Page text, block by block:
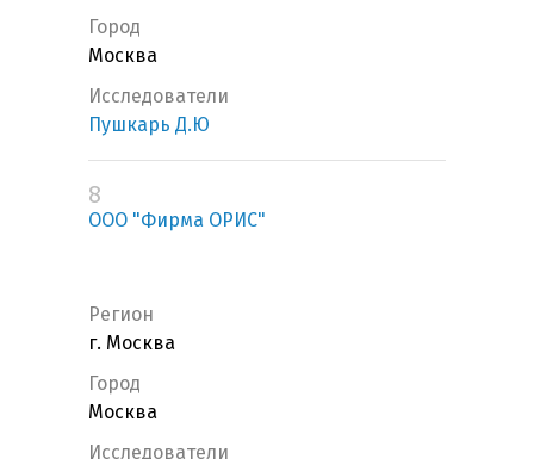
Город
Москва
Исследователи
Пушкарь Д.Ю
8
ООО "Фирма ОРИС"
Регион
г. Москва
Город
Москва
Исследователи